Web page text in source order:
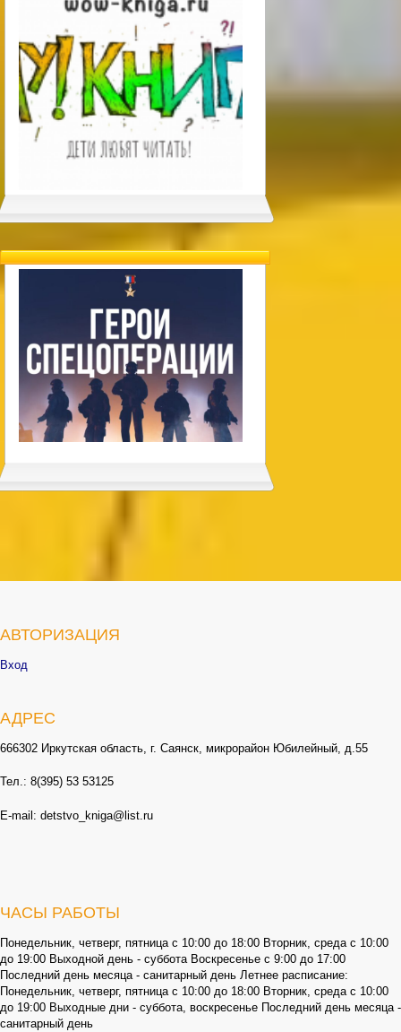
АВТОРИЗАЦИЯ
Вход
АДРЕС
666302 Иркутская область, г. Саянск, микрорайон Юбилейный, д.55
Тел.: 8(395) 53 53125
E-mail: detstvo_kniga@list.ru
ЧАСЫ РАБОТЫ
Понедельник, четверг, пятница с 10:00 до 18:00 Вторник, среда с 10:00
до 19:00 Выходной день - суббота Воскресенье с 9:00 до 17:00
Последний день месяца - санитарный день Летнее расписание:
Понедельник, четверг, пятница с 10:00 до 18:00 Вторник, среда с 10:00
до 19:00 Выходные дни - суббота, воскресенье Последний день месяца -
санитарный день